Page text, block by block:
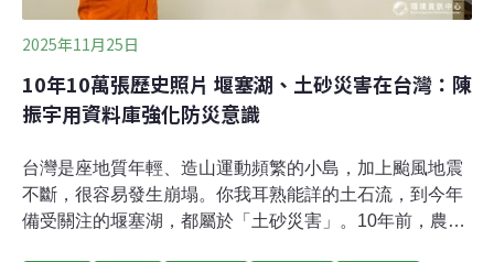
2025年11月25日
10年10萬張歷史照片 堰塞湖、土砂災害在台灣：陳
振宇用資料庫強化防災意識
台灣是座地質年輕、造山運動頻繁的小島，加上颱風地震
不斷，很容易發生崩塌。你我耳熟能詳的土石流，到今年
備受關注的堰塞湖，都屬於「土砂災害」。10年前，農業